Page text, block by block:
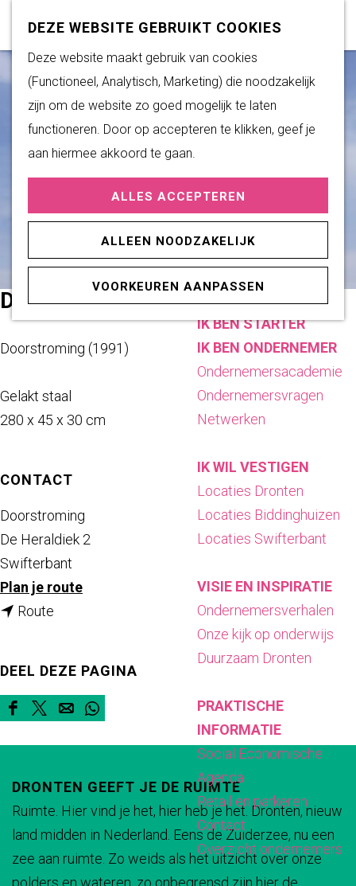
DEZE WEBSITE GEBRUIKT COOKIES
Deze website maakt gebruik van cookies
(Functioneel, Analytisch, Marketing) die noodzakelijk
zijn om de website zo goed mogelijk te laten
functioneren. Door op accepteren te klikken, geef je
aan hiermee akkoord te gaan.
ALLES ACCEPTEREN
ALLEEN NOODZAKELIJK
VOORKEUREN AANPASSEN
G
a
m
e
p
g
e
K
Z
e
k
M
e
DUURZAAM WONEN
Duurzame initiatieven
Fairtrade Gemeente
Het Energieloket
PRAKTISCHE
INFORMATIE
Verenigingen
ONDERNEMEN
IK BEN STARTER
IK BEN ONDERNEMER
Ondernemersacademie
Ondernemersvragen
Netwerken
IK WIL VESTIGEN
Locaties Dronten
Locaties Biddinghuizen
Locaties Swifterbant
VISIE EN INSPIRATIE
Ondernemersverhalen
Onze kijk op onderwijs
Duurzaam Dronten
PRAKTISCHE
INFORMATIE
Social Economische
Agenda
Retail en parkeren
Contact
Overzicht ondernemers
DOORSTROMING
Doorstroming (1991)
Gelakt staal
280 x 45 x 30 cm
CONTACT
Doorstroming
De Heraldiek 2
Swifterbant
Plan je routen
o
Route
D
DEEL DEZE PAGINA
D
e
l
d
e
z
D
e
l
d
e
z
D
e
l
d
e
z
D
e
l
d
e
z
DRONTEN GEEFT JE DE RUIMTE
Ruimte. Hier vind je het, hier heb je het. Dronten, nieuw
land midden in Nederland. Eens de Zuiderzee, nu een
zee aan ruimte. Zo weids als het uitzicht over onze
polders en wateren, zo onbegrensd zijn hier de